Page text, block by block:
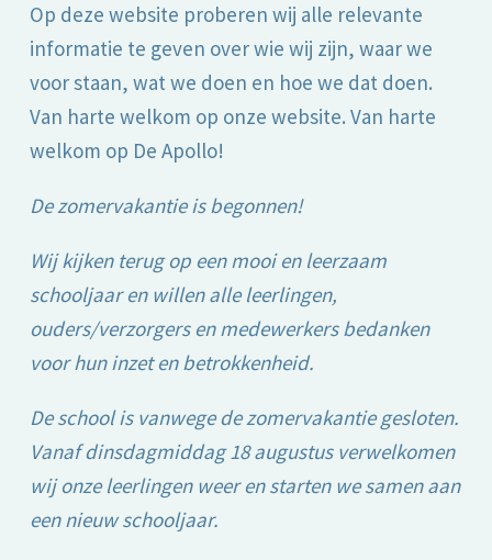
Op deze website proberen wij alle relevante
informatie te geven over wie wij zijn, waar we
voor staan, wat we doen en hoe we dat doen.
Van harte welkom op onze website. Van harte
welkom op De Apollo!
De zomervakantie is begonnen!
Wij kijken terug op een mooi en leerzaam
schooljaar en willen alle leerlingen,
ouders/verzorgers en medewerkers bedanken
voor hun inzet en betrokkenheid.
De school is vanwege de zomervakantie gesloten.
Vanaf dinsdagmiddag 18 augustus verwelkomen
wij onze leerlingen weer en starten we samen aan
een nieuw schooljaar.